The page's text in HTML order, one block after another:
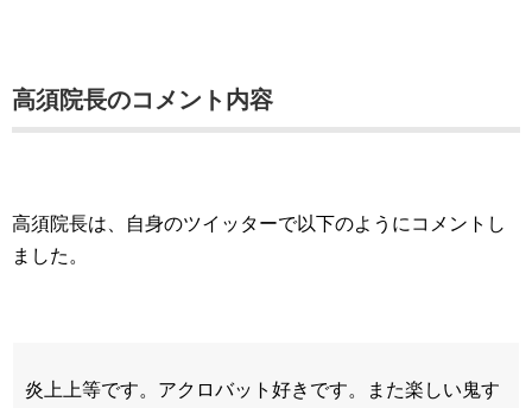
高須院長のコメント内容
高須院長は、自身のツイッターで以下のようにコメントし
ました。
炎上上等です。アクロバット好きです。また楽しい鬼す